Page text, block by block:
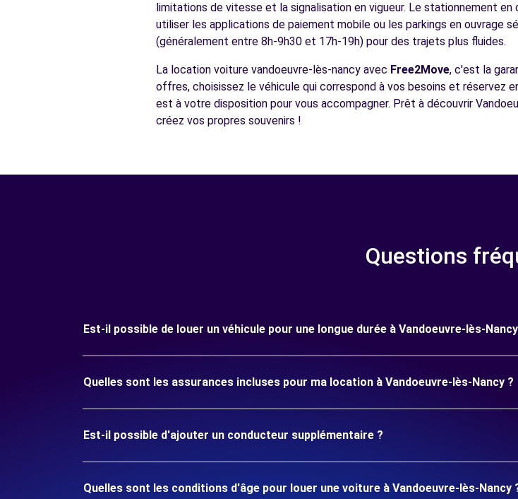
Voir toutes les agences
limitations de vitesse et la signalisation en vigueur. Le stationnement
utiliser les applications de paiement mobile ou les parkings en ouvrage
(généralement entre 8h-9h30 et 17h-19h) pour des trajets plus fluides.
La location voiture vandoeuvre-lès-nancy avec Free2Move, c'est la
offres, choisissez le véhicule qui correspond à vos besoins et réservez
est à votre disposition pour vous accompagner. Prêt à découvrir
créez vos propres souvenirs !
Questions
Est-il possible de louer un véhicule pour une longue durée à Vandoeuvre-lès-
Quelles sont les assurances incluses pour ma location à Vandoeuvre-lès-Nancy ?
Est-il possible d'ajouter un conducteur supplémentaire ?
Quelles sont les conditions d'âge pour louer une voiture à Vandoeuvre-lès-Nancy